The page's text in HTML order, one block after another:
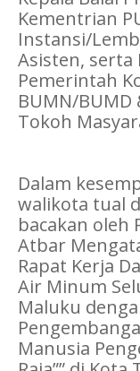
Kementrian
Instansi/
Asisten, serta
Pemerintah
BUMN/
Tokoh
Dalam
walikota tual
bacakan oleh
Atbar
Rapat Kerja
Air Minum
Maluku
Manusia